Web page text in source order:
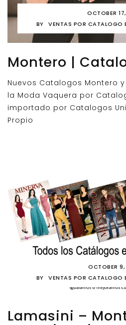
OCTOBER
BY
VENTAS POR CATALOGO
Montero |
Nuevos Catalogos Montero
la Moda Vaquera por
importado por Catalogos
Propio
OCTOBER 9,
BY
VENTAS POR CATALOGO
Lamasini –